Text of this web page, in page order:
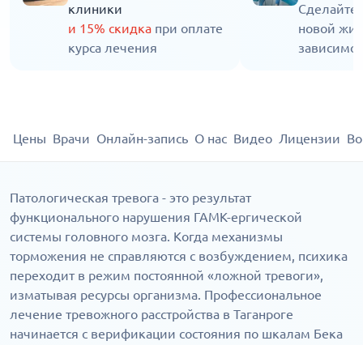
клиники
и 15% скидка при оплате
курса лечения
Сделайте
новой
Цены Врачи Онлайн-запись О нас Видео Лицензии
Патологическая тревога - это результат
функционального нарушения ГАМК-ергической
системы головного мозга. Когда механизмы
торможения не справляются с возбуждением, психика
переходит в режим постоянной «ложной тревоги»,
изматывая ресурсы организма. Профессиональное
лечение тревожного расстройства в Таганроге
начинается с верификации состояния по шкалам Бека